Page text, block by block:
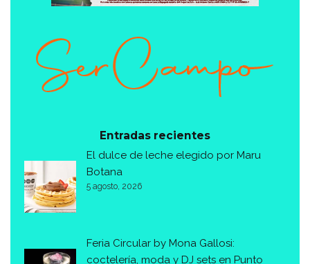
Entradas recientes
El dulce de leche elegido por Maru
Botana
5 agosto, 2026
Feria Circular by Mona Gallosi:
coctelería, moda y DJ sets en Punto